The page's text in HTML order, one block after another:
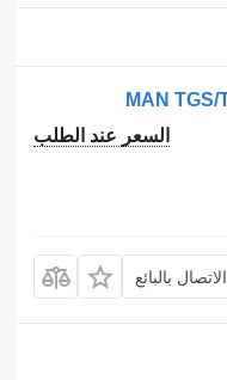
السعر عند الطلب
الاتصال بالبائع